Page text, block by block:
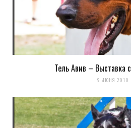
Уведомить меня о новых
Уведомлять меня о новых записях
Тель Авив – Выставка
9 ИЮНЯ 2010